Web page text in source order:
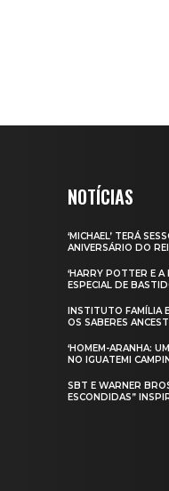
NOTÍCIAS
‘MICHAEL’ TERÁ
ANIVERSÁRIO DO
‘HARRY POTTER E A
ESPECIAL DE
INSTITUTO FAMÍLIA
OS SABERES
‘HOMEM-ARANHA:
NO IGUATEMI
SBT E WARNER
ESCONDIDAS”